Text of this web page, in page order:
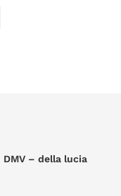
DMV – della lucia